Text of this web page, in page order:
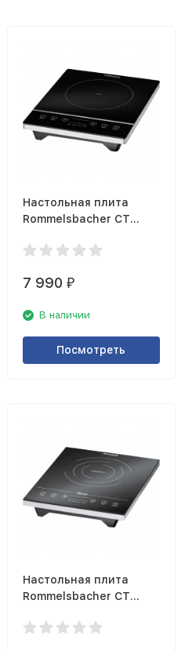
Настольная плита
Rommelsbacher CT
7 990 ₽
В наличии
Посмотреть
Настольная плита
Rommelsbacher CT